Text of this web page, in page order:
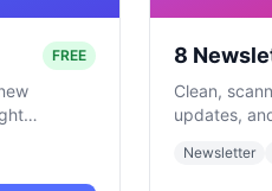
FREE 8
Clean,
updates,
Newsletter